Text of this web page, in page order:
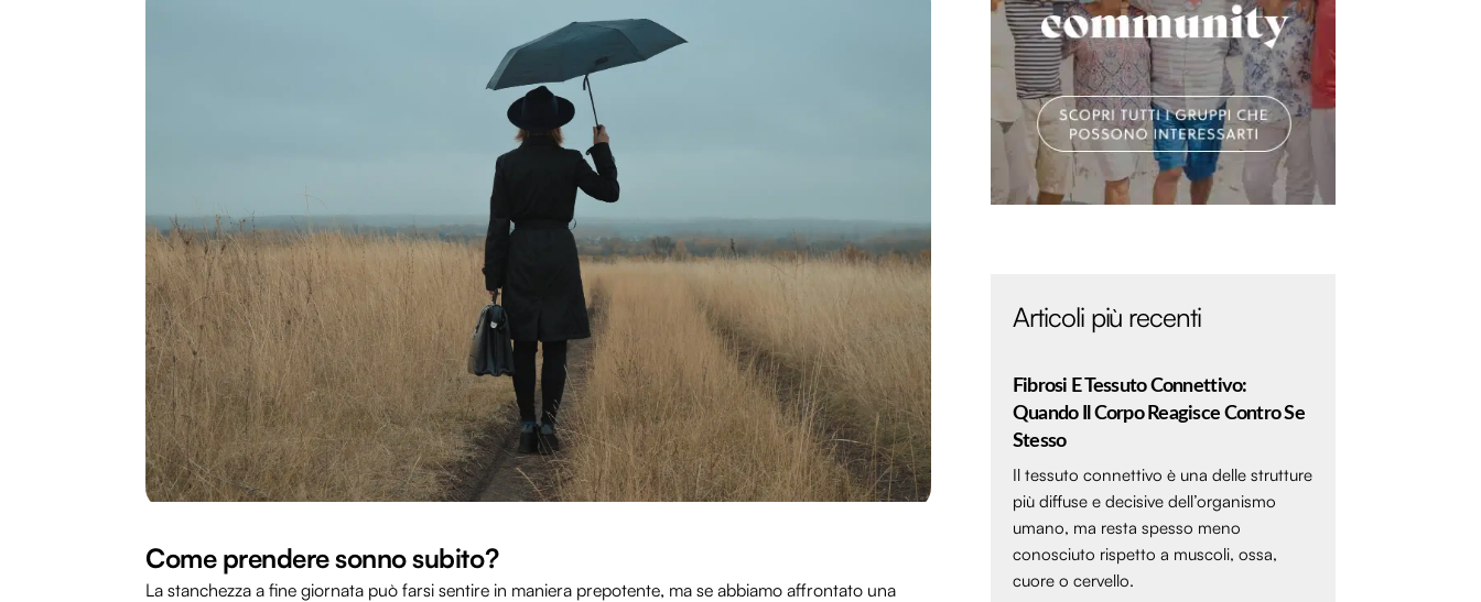
Come prendere sonno subito?
La stanchezza a fine giornata può farsi sentire in maniera prepotente, ma se abbiamo affrontato una
Articoli più recenti
Fibrosi E Tessuto Connettivo:
Quando Il Corpo Reagisce Contro Se
Stesso
Il tessuto connettivo è una delle strutture
più diffuse e decisive dell’organismo
umano, ma resta spesso meno
conosciuto rispetto a muscoli, ossa,
cuore o cervello.